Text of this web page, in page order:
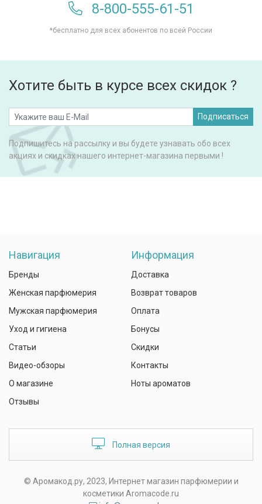
8-800-555-61-51
*бесплатно для всех абонентов по всей России
Хотите быть в курсе всех скидок ?
Подписаться
Подпишитесь на рассылку и вы будете узнавать обо всех
акциях и скидках нашего интернет-магазина первыми !
Навигация
Бренды
Женская парфюмерия
Мужская парфюмерия
Уход и гигиена
Статьи
Видео-обзоры
О магазине
Отзывы
Информация
Доставка
Возврат товаров
Оплата
Бонусы
Скидки
Контакты
Ноты ароматов
Полная версия
© Аромакод.ру, 2023, Интернет магазин парфюмерии и
косметики Aromacode.ru